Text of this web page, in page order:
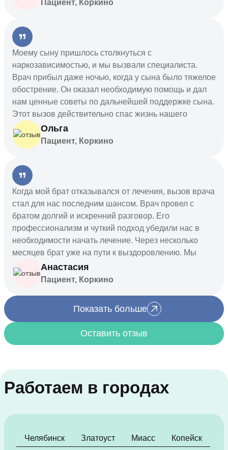
Пациент, Коркино
Моему сыну пришлось столкнуться с
наркозависимостью, и мы вызвали специалиста.
Врач прибыл даже ночью, когда у сына было тяжелое
обострение. Он оказал необходимую помощь и дал
нам ценные советы по дальнейшей поддержке сына.
Этот вызов действительно спас жизнь нашего
ребенка.Ольга
Пациент, Коркино
Когда мой брат отказывался от лечения, вызов врача
стал для нас последним шансом. Врач провел с
братом долгий и искренний разговор. Его
профессионализм и чуткий подход убедили нас в
необходимости начать лечение. Через несколько
месяцев брат уже на пути к выздоровлению. Мы
очень благодарны врачу и этой услуге.
Анастасия
Пациент, Коркино
Показать больше
Оставить отзыв
Работаем в городах
Челябинск Златоуст Миасс
Копейск